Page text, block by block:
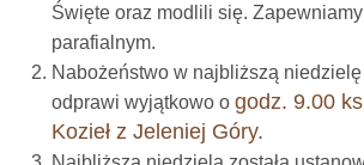
Święte oraz modlili się.
parafialnym.
Nabożeństwo w najbliższą niedzielę
odprawi wyjątkowo o godz. 9.00
Kozieł z Jeleniej Góry.